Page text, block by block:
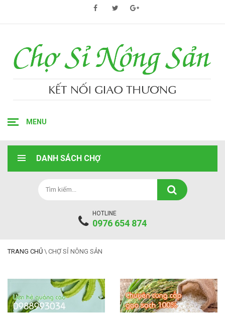
MENU
DANH SÁCH CHỢ
HOTLINE
0976 654 874
TRANG CHỦ \ CHỢ SỈ NÔNG SẢN